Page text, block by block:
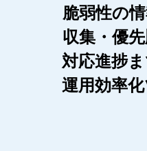
脆弱性の
収集・優先
対応進捗
運用効率化